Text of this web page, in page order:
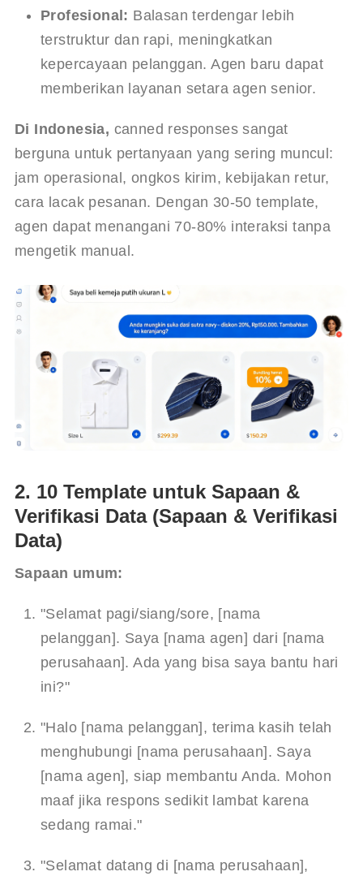
Profesional: Balasan terdengar lebih
terstruktur dan rapi, meningkatkan
kepercayaan pelanggan. Agen baru dapat
memberikan layanan setara agen senior.
Di Indonesia, canned responses sangat
berguna untuk pertanyaan yang sering muncul:
jam operasional, ongkos kirim, kebijakan retur,
cara lacak pesanan. Dengan 30-50 template,
agen dapat menangani 70-80% interaksi tanpa
mengetik manual.
2. 10 Template untuk Sapaan &
Verifikasi Data (Sapaan & Verifikasi
Data)
Sapaan umum:
"Selamat pagi/siang/sore, [nama
pelanggan]. Saya [nama agen] dari [nama
perusahaan]. Ada yang bisa saya bantu hari
ini?"
"Halo [nama pelanggan], terima kasih telah
menghubungi [nama perusahaan]. Saya
[nama agen], siap membantu Anda. Mohon
maaf jika respons sedikit lambat karena
sedang ramai."
"Selamat datang di [nama perusahaan],